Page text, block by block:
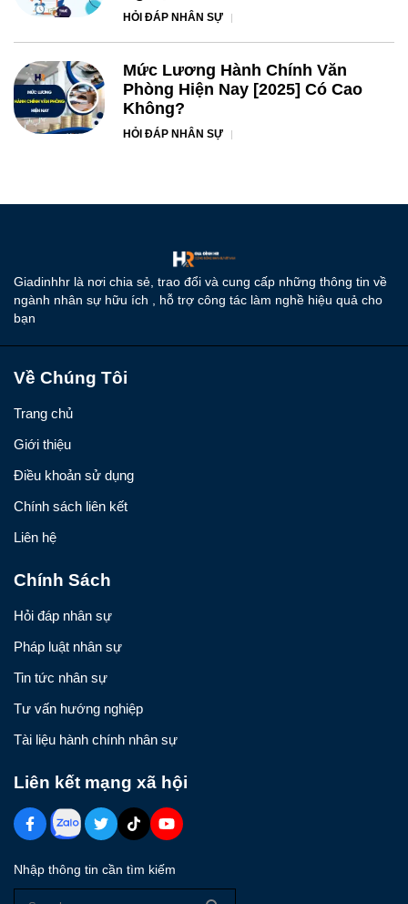
HỎI ĐÁP NHÂN SỰ
Mức Lương Hành Chính Văn
Phòng Hiện Nay [2025] Có Cao
Không?
HỎI ĐÁP NHÂN SỰ
Giadinhhr là nơi chia sẻ, trao đổi và cung cấp những thông tin về
ngành nhân sự hữu ích , hỗ trợ công tác làm nghề hiệu quả cho
bạn
Về Chúng Tôi
Trang chủ
Giới thiệu
Điều khoản sử dụng
Chính sách liên kết
Liên hệ
Chính Sách
Hỏi đáp nhân sự
Pháp luật nhân sự
Tin tức nhân sự
Tư vấn hướng nghiệp
Tài liệu hành chính nhân sự
Liên kết mạng xã hội
Nhập thông tin cần tìm kiếm